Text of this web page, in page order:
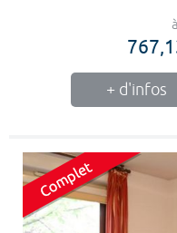
+ d'infos